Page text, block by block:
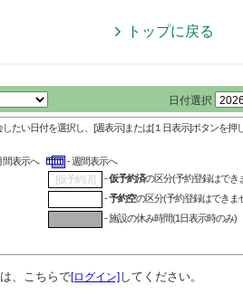
トップに戻る
日付選択
たい日付を選択し、[週表示]または[１日表示]ボタンを押
間表示へ
- 週間表示へ
[仮予約済] -仮予約済の区分(予約登録はでき
-予約空の区分(予約登録はできま
- 施設の休み時間(1日表示時のみ)
、こちらで[ログイン]してください。